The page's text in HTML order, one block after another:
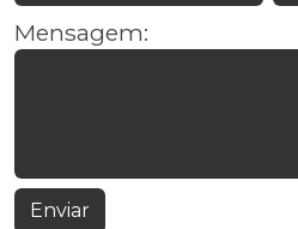
Mensagem:
Enviar